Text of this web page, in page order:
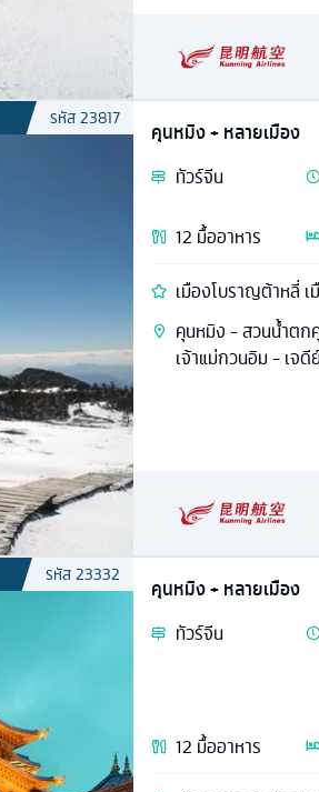
รหัส23817
คุนหมิง + หลายเมือง
ทัวร์จีน
12 มื้ออาหาร
เมืองโบราญต้าหลี่
คุนหมิง - สวนน้ำตก
เจ้าแม่กวนอิม - เจ
รหัส23332
คุนหมิง + หลายเมือง
ทัวร์จีน
12 มื้ออาหาร